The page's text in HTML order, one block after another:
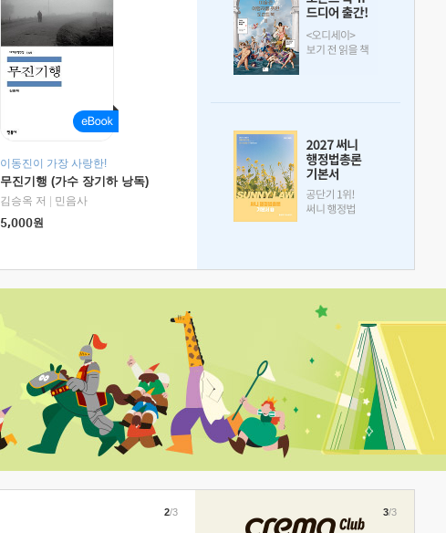
이동진이 가장 사랑한!
무진기행 (가수 장기하 낭독)
김승옥 저
민음사
5,000원
2/3 3/3